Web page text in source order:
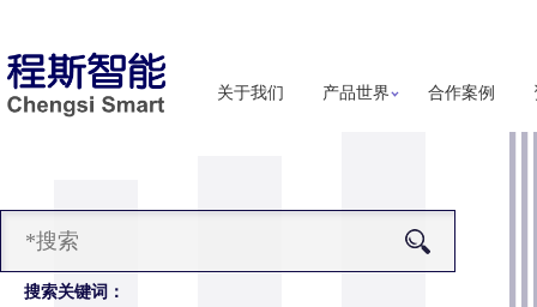
关于我们 产品世界 合作案例
搜索关键词：